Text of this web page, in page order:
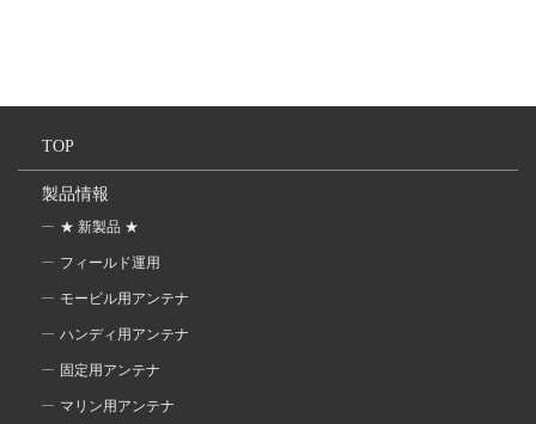
TOP
製品情報
★ 新製品 ★
フィールド運用
モービル用アンテナ
ハンディ用アンテナ
固定用アンテナ
マリン用アンテナ